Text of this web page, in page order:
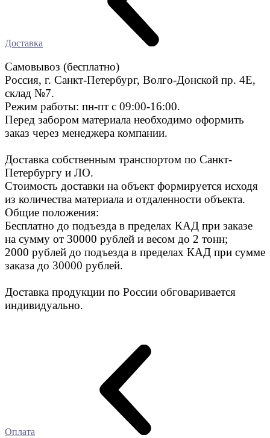
Доставка
Самовывоз (бесплатно)
Россия, г. Санкт-Петербург, Волго-Донской пр. 4E,
склад №7.
Режим работы: пн-пт с 09:00-16:00.
Перед забором материала необходимо оформить
заказ через менеджера компании.
Доставка собственным транспортом по Санкт-
Петербургу и ЛО.
Стоимость доставки на объект формируется исходя
из количества материала и отдаленности объекта.
Общие положения:
Бесплатно до подъезда в пределах КАД при заказе
на сумму от 30000 рублей и весом до 2 тонн;
2000 рублей до подъезда в пределах КАД при сумме
заказа до 30000 рублей.
Доставка продукции по России обговаривается
индивидуально.
Оплата